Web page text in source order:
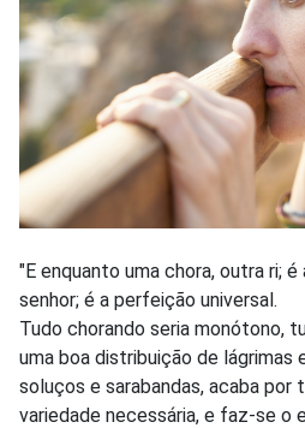
"E enquanto uma chora, outra ri;
senhor; é a perfeição universal.
Tudo chorando seria monótono,
uma boa distribuição de lágrimas
soluços e sarabandas, acaba por
variedade necessária, e faz-se o